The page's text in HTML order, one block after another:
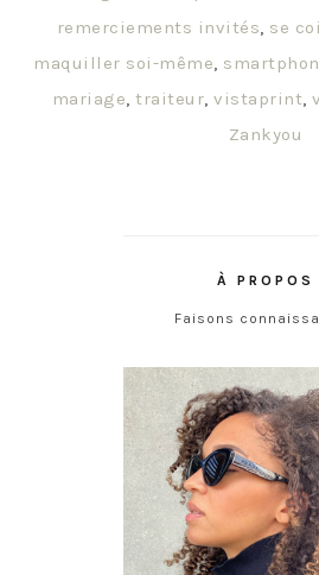
remerciements invités, se
maquiller soi-même,
mariage,traiteur,vistaprint,
Zankyou
À PROPOS
Faisons